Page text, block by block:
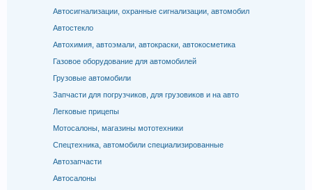
Автосигнализации, охранные сигнализации, автомобил
Автостекло
Автохимия, автоэмали, автокраски, автокосметика
Газовое оборудование для автомобилей
Грузовые автомобили
Запчасти для погрузчиков, для грузовиков и на авто
Легковые прицепы
Мотосалоны, магазины мототехники
Спецтехника, автомобили специализированные
Автозапчасти
Автосалоны